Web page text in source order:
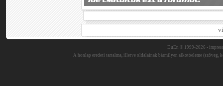
DuEn © 1999-2026 •
A honlap eredeti tartalma, illetve oldalainak bármilyen alkotóeleme (szöveg,